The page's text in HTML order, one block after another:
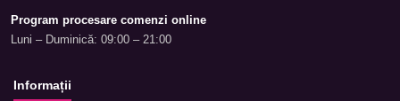
Program procesare comenzi online
Luni – Duminică: 09:00 – 21:00
Informații